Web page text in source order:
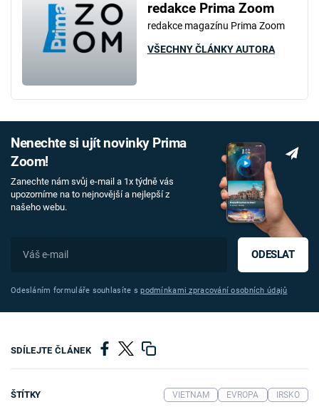
redakce Prima Zoom
redakce magazínu Prima Zoom
VŠECHNY ČLÁNKY AUTORA
Nenechte si ujít novinky Prima
Zoom!
Zanechte nám svůj e-mail a 1x týdně vás
upozorníme na to nejnovější a nejlepší z
našeho webu.
ODESLAT
Odesláním formuláře souhlasíte spodmínkami zpracování osobních údajů
SDÍLEJTE ČLÁNEK
ŠTÍTKY VIETNAM EVROPA IRSKO